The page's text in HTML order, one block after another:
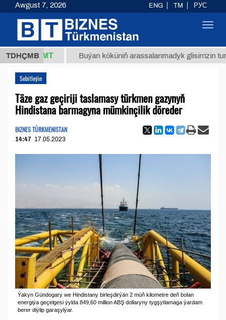
TDHÇMB
ТМТ Buýan köküniň arassalanmadyk glisirrizin turşusy
Sebitleýin
Täze gaz geçiriji taslamasy türkmen gazynyň
Hindistana barmagyna mümkinçilik döreder
BIZNES TÜRKMENISTAN
14:47 17.05.2023
Ýakyn Gündogary we Hindistany birleşdirýän 2 müň kilometre deň bolan
energiýa geçelgesi ýylda 849,60 million ABŞ dollaryny tygşytlamaga ýardam
berer diýlip garaşylýar.
Awgust 7, 2026 ENG TM РУС